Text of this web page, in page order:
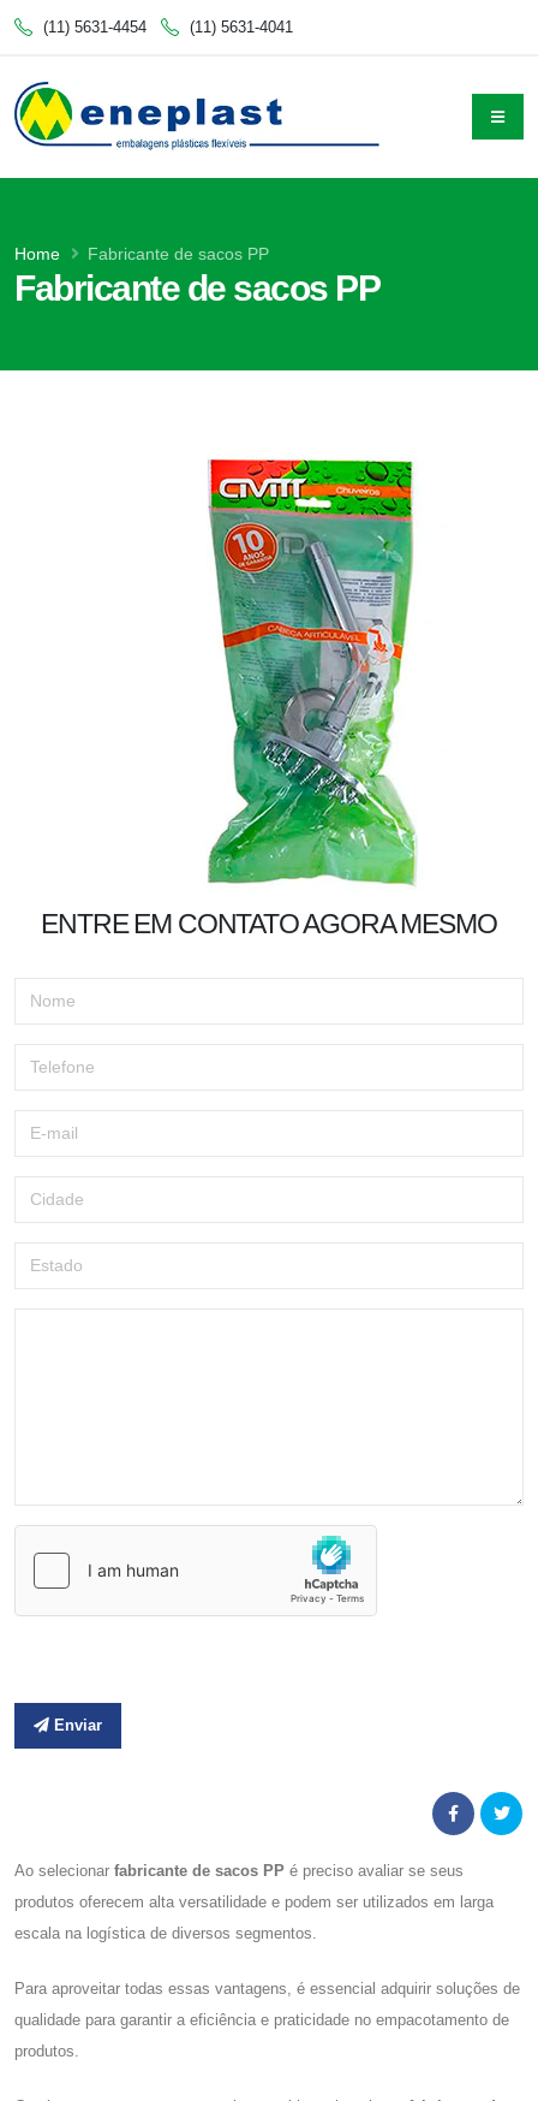
(11) 5631-4454 (11) 5631-4041
Fabricante de sacos PP
Home Fabricante de sacos PP
ENTRE EM CONTATO AGORA MESMO
Enviar
Ao selecionar fabricante de sacos PP é preciso avaliar se seus
produtos oferecem alta versatilidade e podem ser utilizados em larga
escala na logística de diversos segmentos.
Para aproveitar todas essas vantagens, é essencial adquirir soluções de
qualidade para garantir a eficiência e praticidade no empacotamento de
produtos.